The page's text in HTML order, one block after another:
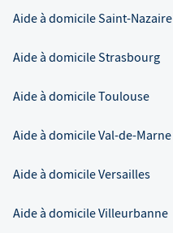
Aide à domicileSaint-Nazaire
Aide à domicileStrasbourg
Aide à domicileToulouse
Aide à domicileVal-de-Marne
Aide à domicileVersailles
Aide à domicileVilleurbanne